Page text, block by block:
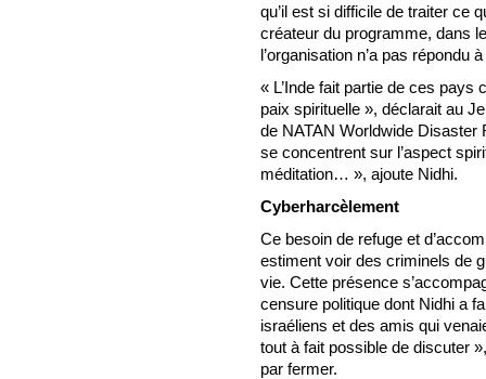
qu’il est si difficile de traiter ce
créateur du programme, dans
l’organisation n’a pas répondu
« L’Inde fait partie de ces pays
paix spirituelle », déclarait au
de NATAN Worldwide Disaster
se concentrent sur l’aspect
méditation… », ajoute Nidhi.
Cyberharcèlement
Ce besoin de refuge et
estiment voir des criminels de
vie. Cette présence
censure politique dont Nidhi a
israéliens et des amis qui
tout à fait possible de discuter
par fermer.